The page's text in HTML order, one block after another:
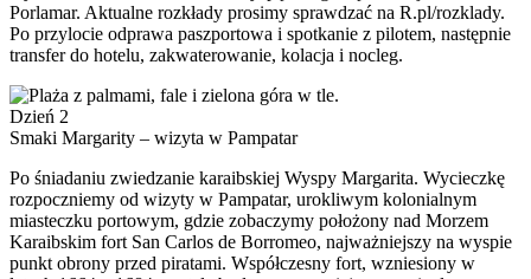
Porlamar. Aktualne rozkłady prosimy sprawdzać na R.pl/rozklady.
Po przylocie odprawa paszportowa i spotkanie z pilotem, następnie
transfer do hotelu, zakwaterowanie, kolacja i nocleg.
Dzień 2
Smaki Margarity – wizyta w Pampatar
Po śniadaniu zwiedzanie karaibskiej Wyspy Margarita. Wycieczkę
rozpoczniemy od wizyty w Pampatar, urokliwym kolonialnym
miasteczku portowym, gdzie zobaczymy położony nad Morzem
Karaibskim fort San Carlos de Borromeo, najważniejszy na wyspie
punkt obrony przed piratami. Współczesny fort, wzniesiony w